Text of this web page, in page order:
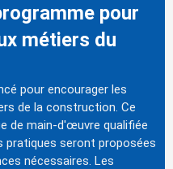
pour
métiers du
pour encourager les
de la construction. Ce
de main-d'œuvre qualifiée
pratiques seront proposées
nécessaires. Les